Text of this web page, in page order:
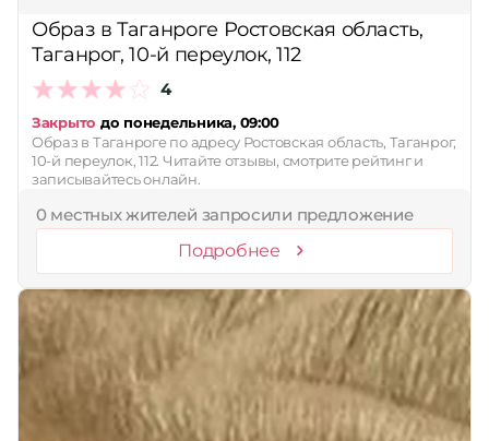
Образ в Таганроге Ростовская область,
Таганрог, 10-й переулок, 112
4
Закрыто до понедельника, 09:00
Образ в Таганроге по адресу Ростовская область, Таганрог,
10-й переулок, 112. Читайте отзывы, смотрите рейтинг и
записывайтесь онлайн.
0 местных жителей запросили предложение
Подробнее